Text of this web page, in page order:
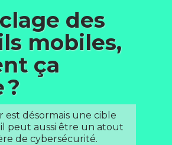
des
mobiles,
ça
?
est désormais une cible
il peut aussi être un atout
de cybersécurité.